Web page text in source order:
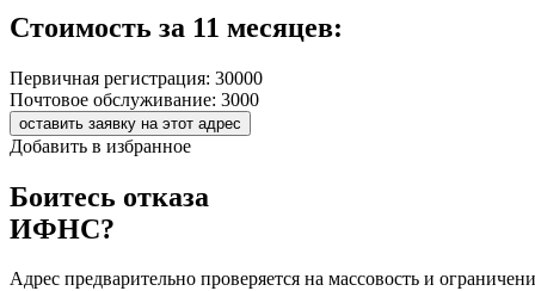
Стоимость за 11 месяцев:
Первичная регистрация: 30000
Почтовое обслуживание: 3000
оставить заявку на этот адрес
Добавить в избранное
Боитесь отказа
ИФНС?
Адрес предварительно проверяется на массовость и